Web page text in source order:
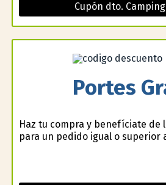
Cupón dto.
Portes
Haz tu compra y benefíciate de
para un pedido igual o superior